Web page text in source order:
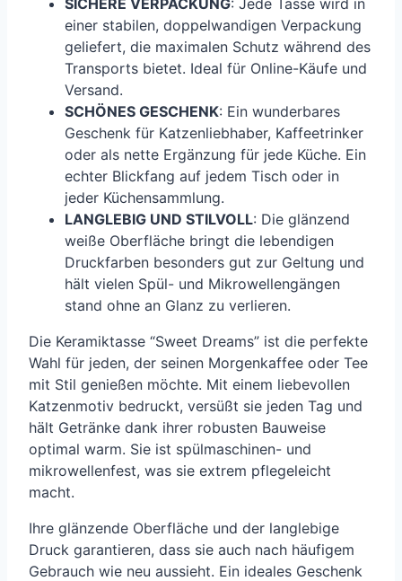
SICHERE VERPACKUNG: Jede Tasse wird in
einer stabilen, doppelwandigen Verpackung
geliefert, die maximalen Schutz während des
Transports bietet. Ideal für Online-Käufe und
Versand.
SCHÖNES GESCHENK: Ein wunderbares
Geschenk für Katzenliebhaber, Kaffeetrinker
oder als nette Ergänzung für jede Küche. Ein
echter Blickfang auf jedem Tisch oder in
jeder Küchensammlung.
LANGLEBIG UND STILVOLL: Die glänzend
weiße Oberfläche bringt die lebendigen
Druckfarben besonders gut zur Geltung und
hält vielen Spül- und Mikrowellengängen
stand ohne an Glanz zu verlieren.
Die Keramiktasse “Sweet Dreams” ist die perfekte
Wahl für jeden, der seinen Morgenkaffee oder Tee
mit Stil genießen möchte. Mit einem liebevollen
Katzenmotiv bedruckt, versüßt sie jeden Tag und
hält Getränke dank ihrer robusten Bauweise
optimal warm. Sie ist spülmaschinen- und
mikrowellenfest, was sie extrem pflegeleicht
macht.
Ihre glänzende Oberfläche und der langlebige
Druck garantieren, dass sie auch nach häufigem
Gebrauch wie neu aussieht. Ein ideales Geschenk